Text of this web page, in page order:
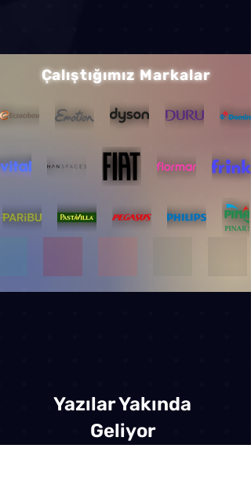
Çalıştığımız Markalar
Yazılar Yakında
Geliyor